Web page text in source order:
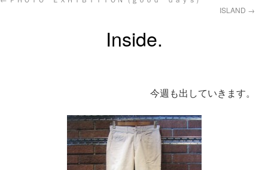
ISLAND →
Inside.
今週も出していきます。